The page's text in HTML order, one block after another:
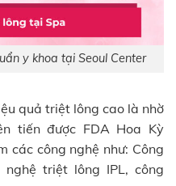
y khoa tại Seoul Center
quả triệt lông cao là nhờ
tiến được FDA Hoa Kỳ
các công nghệ như: Công
triệt lông IPL, công